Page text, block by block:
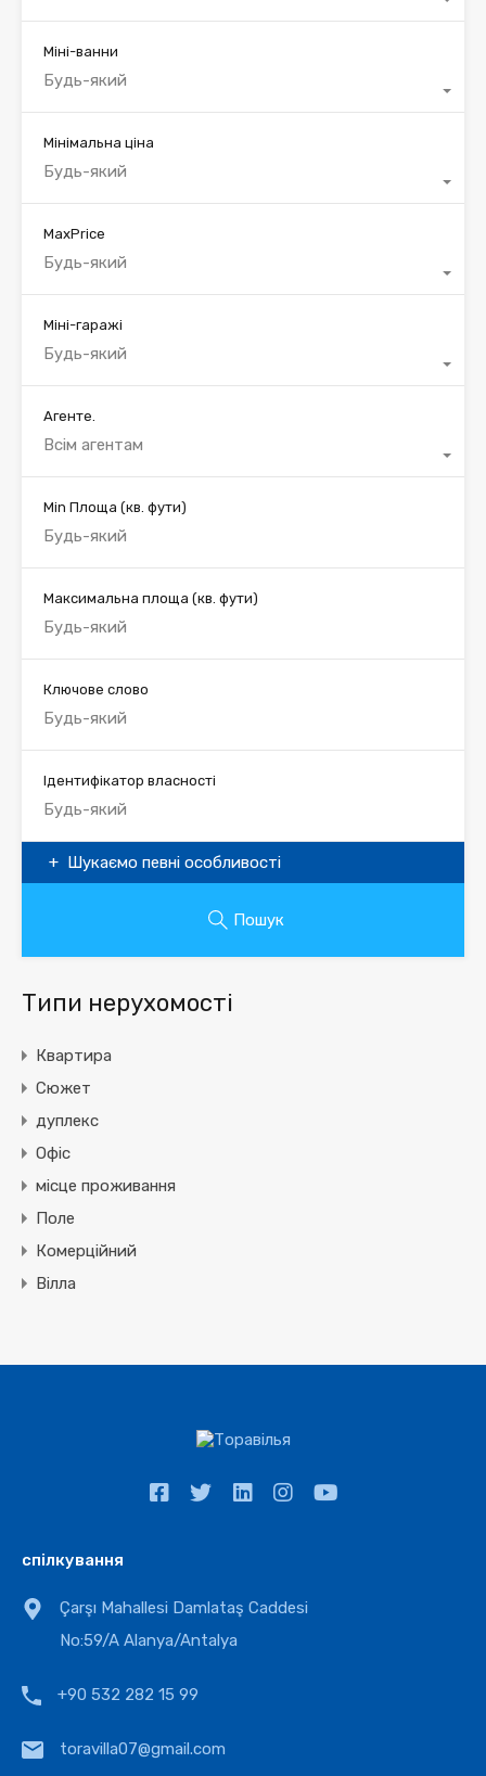
Міні-ванни
Будь-який
Мінімальна ціна
Будь-який
MaxPrice
Будь-який
Міні-гаражі
Будь-який
Агенте.
Всім агентам
Min Площа (кв. фути)
Максимальна площа (кв. фути)
Ключове слово
Ідентифікатор власності
Шукаємо певні особливості
Пошук
Типи нерухомості
Квартира
Сюжет
дуплекс
Офіс
місце проживання
Поле
Комерційний
Вілла
спілкування
Çarşı Mahallesi Damlataş Caddesi
No:59/A Alanya/Antalya
+90 532 282 15 99
toravilla07@gmail.com